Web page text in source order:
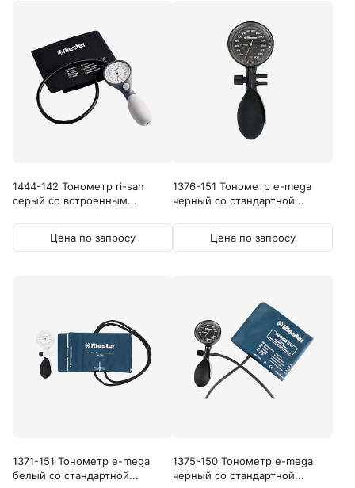
1444-142 Тонометр ri-san
серый со встроенным...
Цена по запросу
1376-151 Тонометр e-mega
черный со стандартной...
Цена по запросу
1371-151 Тонометр e-mega
белый со стандартной...
1375-150 Тонометр e-mega
черный со стандартной...